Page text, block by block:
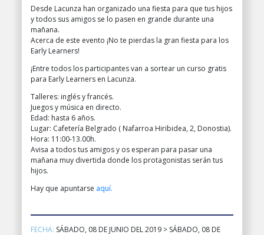
Desde Lacunza han organizado una fiesta para que tus hijos
y todos sus amigos se lo pasen en grande durante una
mañana.
Acerca de este evento ¡No te pierdas la gran fiesta para los
Early Learners!
¡Entre todos los participantes van a sortear un curso gratis
para Early Learners en Lacunza.
Talleres: inglés y francés.
Juegos y música en directo.
Edad: hasta 6 años.
Lugar: Cafetería Belgrado ( Nafarroa Hiribidea, 2, Donostia).
Hora: 11:00-13.00h.
Avisa a todos tus amigos y os esperan para pasar una
mañana muy divertida donde los protagonistas serán tus
hijos.
Hay que apuntarse aquí.
FECHA: SÁBADO, 08 DE JUNIO DEL 2019 > SÁBADO, 08 DE